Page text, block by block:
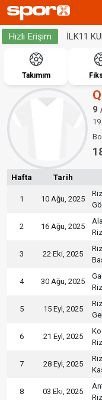
Hızlı Erişim İLK11
Takımım
9
Hafta Tarih
1 10 Ağu, 2025
2 16 Ağu, 2025
3 22 Eki, 2025
4 30 Ağu, 2025
5 15 Eyl, 2025
6 21 Eyl, 2025
7 28 Eyl, 2025
8 03 Eki, 2025